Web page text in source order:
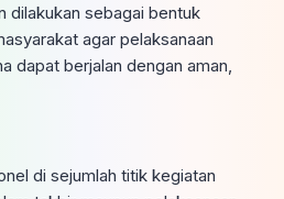
dilakukan sebagai bentuk
agar pelaksanaan
dapat berjalan dengan aman,
di sejumlah titik kegiatan